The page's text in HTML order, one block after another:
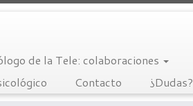
de la Tele: colaboraciones
Contacto